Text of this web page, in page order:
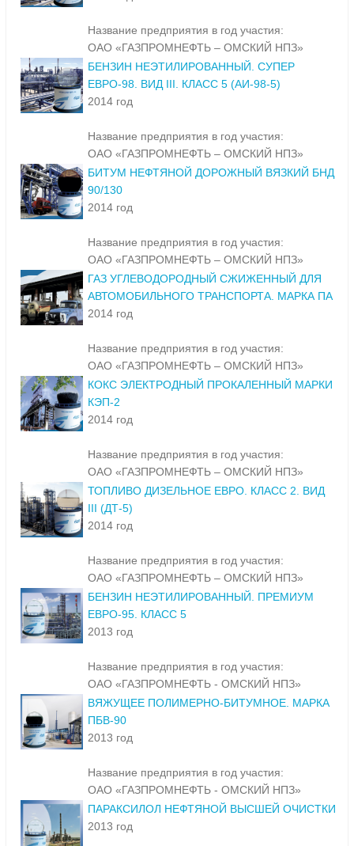
Название предприятия в год участия:
ОАО «ГАЗПРОМНЕФТЬ – ОМСКИЙ НПЗ»
БЕНЗИН НЕЭТИЛИРОВАННЫЙ. СУПЕР
ЕВРО-98. ВИД III. КЛАСС 5 (АИ-98-5)
Название предприятия в год участия:
ОАО «ГАЗПРОМНЕФТЬ – ОМСКИЙ НПЗ»
БИТУМ НЕФТЯНОЙ ДОРОЖНЫЙ ВЯЗКИЙ БНД
90/130
Название предприятия в год участия:
ОАО «ГАЗПРОМНЕФТЬ – ОМСКИЙ НПЗ»
ГАЗ УГЛЕВОДОРОДНЫЙ СЖИЖЕННЫЙ ДЛЯ
АВТОМОБИЛЬНОГО ТРАНСПОРТА. МАРКА ПА
Название предприятия в год участия:
ОАО «ГАЗПРОМНЕФТЬ – ОМСКИЙ НПЗ»
КОКС ЭЛЕКТРОДНЫЙ ПРОКАЛЕННЫЙ МАРКИ
КЭП-2
Название предприятия в год участия:
ОАО «ГАЗПРОМНЕФТЬ – ОМСКИЙ НПЗ»
ТОПЛИВО ДИЗЕЛЬНОЕ ЕВРО. КЛАСС 2. ВИД
III (ДТ-5)
Название предприятия в год участия:
ОАО «ГАЗПРОМНЕФТЬ – ОМСКИЙ НПЗ»
БЕНЗИН НЕЭТИЛИРОВАННЫЙ. ПРЕМИУМ
ЕВРО-95. КЛАСС 5
Название предприятия в год участия:
ОАО «ГАЗПРОМНЕФТЬ - ОМСКИЙ НПЗ»
ВЯЖУЩЕЕ ПОЛИМЕРНО-БИТУМНОЕ. МАРКА
ПБВ-90
Название предприятия в год участия:
ОАО «ГАЗПРОМНЕФТЬ - ОМСКИЙ НПЗ»
ПАРАКСИЛОЛ НЕФТЯНОЙ ВЫСШЕЙ ОЧИСТКИ